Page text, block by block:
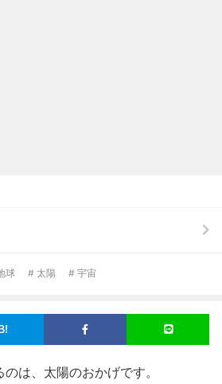
球 # 太陽 # 宇宙
は、太陽のおかげです。